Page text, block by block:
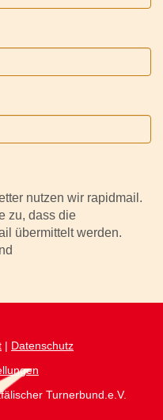
nutzen wir rapidmail.
zu, dass die
übermittelt werden.
| Datenschutz
Turnerbund.e.V.